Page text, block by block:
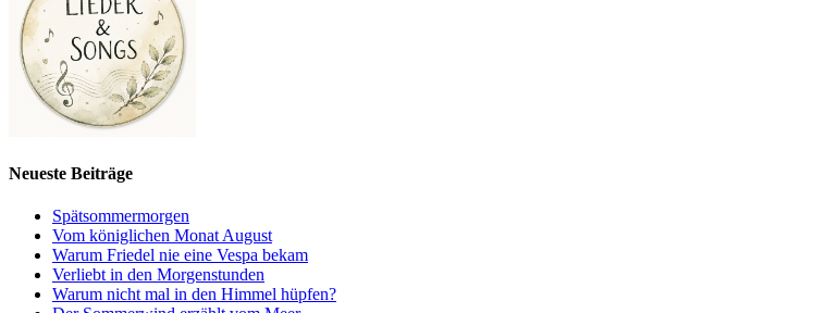
Neueste Beiträge
Spätsommermorgen
Vom königlichen Monat August
Warum Friedel nie eine Vespa bekam
Verliebt in den Morgenstunden
Warum nicht mal in den Himmel hüpfen?